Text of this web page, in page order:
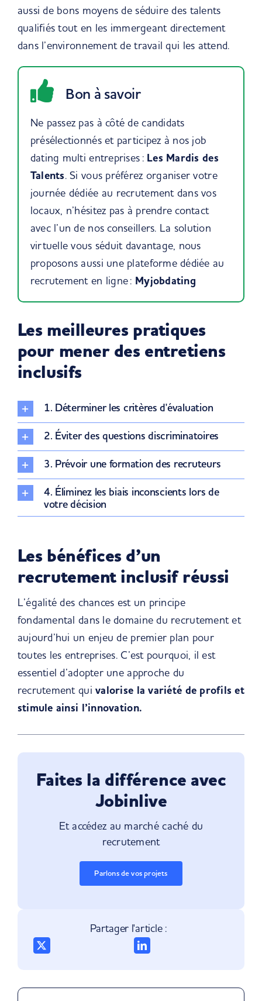
aussi de bons moyens de séduire des talents
qualifiés tout en les immergeant directement
dans l’environnement de travail qui les attend.
Bon à savoir
Ne passez pas à côté de candidats
présélectionnés et participez à nos job
dating multi entreprises : Les Mardis des
Talents.Si vous préférez organiser votre
journée dédiée au recrutement dans vos
locaux, n’hésitez pas à prendre contact
avec l’un de nos conseillers. La solution
virtuelle vous séduit davantage, nous
proposons aussi une plateforme dédiée au
recrutement en ligne : Myjobdating
Les meilleures pratiques
pour mener des entretiens
inclusifs
1. Déterminer les critères d'évaluation
2. Éviter des questions discriminatoires
3. Prévoir une formation des recruteurs
4. Éliminez les biais inconscients lors de
votre décision
Les bénéfices d’un
recrutement inclusif réussi
L’égalité des chances est un principe
fondamental dans le domaine du recrutement et
aujourd’hui un enjeu de premier plan pour
toutes les entreprises. C’est pourquoi, il est
essentiel d’adopter une approche du
recrutement quivalorise la variété de profils et
stimule ainsi l’innovation.
Faites la différence avec
Jobinlive
Et accédez au marché caché du
recrutement
Parlons de vos projets
Partager l'article :